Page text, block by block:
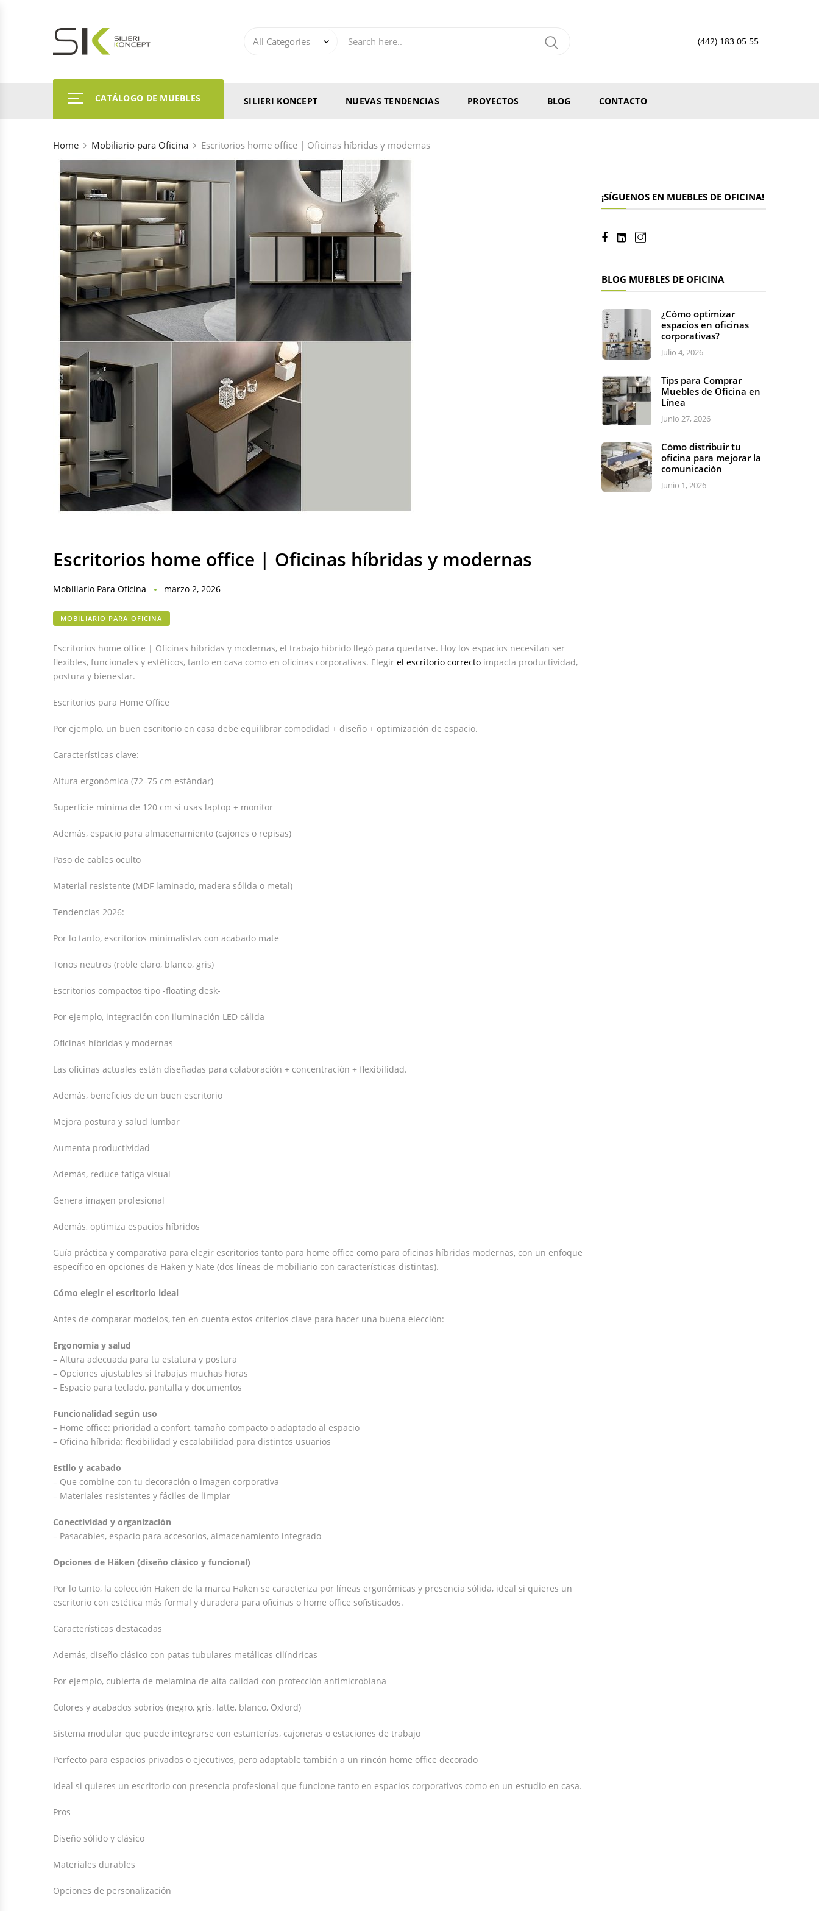
(442) 183 05 55
CATÁLOGO DE MUEBLES SILIERI KONCEPT NUEVAS TENDENCIAS PROYECTOS BLOG CONTACTO
Home Mobiliario para Oficina Escritorios home office | Oficinas híbridas y modernas
Escritorios home office | Oficinas híbridas y modernas
Mobiliario Para Oficina marzo 2, 2026
MOBILIARIO PARA OFICINA
Escritorios home office | Oficinas híbridas y modernas, el trabajo híbrido llegó para quedarse. Hoy los espacios necesitan ser
flexibles, funcionales y estéticos, tanto en casa como en oficinas corporativas. Elegir el escritorio correcto impacta productividad,
postura y bienestar.
Escritorios para Home Office
Por ejemplo, un buen escritorio en casa debe equilibrar comodidad + diseño + optimización de espacio.
Características clave:
Altura ergonómica (72–75 cm estándar)
Superficie mínima de 120 cm si usas laptop + monitor
Además, espacio para almacenamiento (cajones o repisas)
Paso de cables oculto
Material resistente (MDF laminado, madera sólida o metal)
Tendencias 2026:
Por lo tanto, escritorios minimalistas con acabado mate
Tonos neutros (roble claro, blanco, gris)
Escritorios compactos tipo -floating desk-
Por ejemplo, integración con iluminación LED cálida
Oficinas híbridas y modernas
Las oficinas actuales están diseñadas para colaboración + concentración + flexibilidad.
Además, beneficios de un buen escritorio
Mejora postura y salud lumbar
Aumenta productividad
Además, reduce fatiga visual
Genera imagen profesional
Además, optimiza espacios híbridos
Guía práctica y comparativa para elegir escritorios tanto para home office como para oficinas híbridas modernas, con un enfoque
específico en opciones de Häken y Nate (dos líneas de mobiliario con características distintas).
Cómo elegir el escritorio ideal
Antes de comparar modelos, ten en cuenta estos criterios clave para hacer una buena elección:
Ergonomía y salud
– Altura adecuada para tu estatura y postura
– Opciones ajustables si trabajas muchas horas
– Espacio para teclado, pantalla y documentos
Funcionalidad según uso
– Home office: prioridad a confort, tamaño compacto o adaptado al espacio
– Oficina híbrida: flexibilidad y escalabilidad para distintos usuarios
Estilo y acabado
– Que combine con tu decoración o imagen corporativa
– Materiales resistentes y fáciles de limpiar
Conectividad y organización
– Pasacables, espacio para accesorios, almacenamiento integrado
Opciones de Häken (diseño clásico y funcional)
Por lo tanto, la colección Häken de la marca Haken se caracteriza por líneas ergonómicas y presencia sólida, ideal si quieres un
escritorio con estética más formal y duradera para oficinas o home office sofisticados.
Características destacadas
Además, diseño clásico con patas tubulares metálicas cilíndricas
Por ejemplo, cubierta de melamina de alta calidad con protección antimicrobiana
Colores y acabados sobrios (negro, gris, latte, blanco, Oxford)
Sistema modular que puede integrarse con estanterías, cajoneras o estaciones de trabajo
Perfecto para espacios privados o ejecutivos, pero adaptable también a un rincón home office decorado
Ideal si quieres un escritorio con presencia profesional que funcione tanto en espacios corporativos como en un estudio en casa.
Pros
Diseño sólido y clásico
Materiales durables
Opciones de personalización
¡SÍGUENOS EN MUEBLES DE OFICINA!
BLOG MUEBLES DE OFICINA
¿Cómo optimizar
espacios en oficinas
corporativas?
Julio 4, 2026
Tips para Comprar
Muebles de Oficina en
Línea
Junio 27, 2026
Cómo distribuir tu
oficina para mejorar la
comunicación
Junio 1, 2026